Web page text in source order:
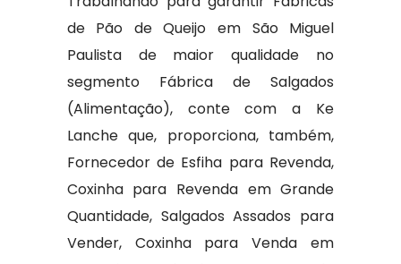
de Pão de Queijo em São Miguel
Paulista de maior qualidade no
segmento Fábrica de Salgados
(Alimentação), conte com a Ke
Lanche que, proporciona, também,
Fornecedor de Esfiha para Revenda,
Coxinha para Revenda em Grande
Quantidade, Salgados Assados para
Vender, Coxinha para Venda em